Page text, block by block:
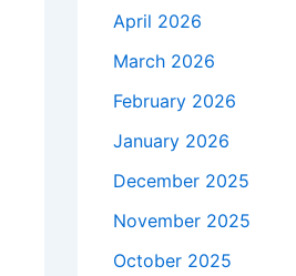
April 2026
March 2026
February 2026
January 2026
December 2025
November 2025
October 2025